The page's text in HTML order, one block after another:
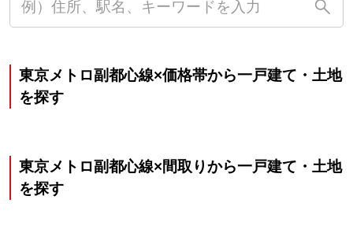
東京メトロ副都心線×価格帯から一戸建て・土地
を探す
東京メトロ副都心線×間取りから一戸建て・土地
を探す